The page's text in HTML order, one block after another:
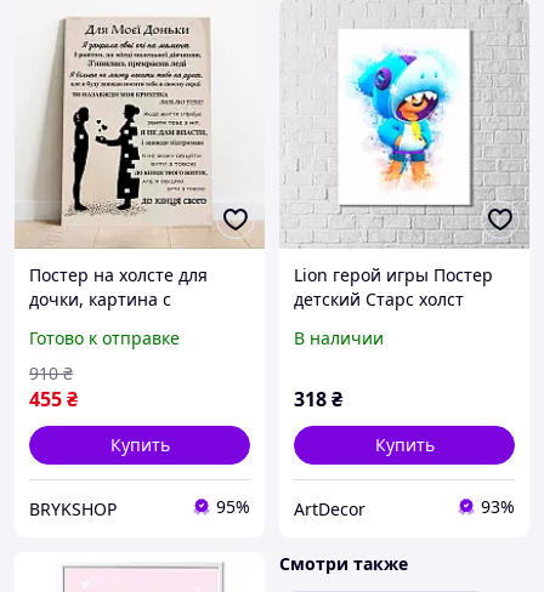
Постер на холсте для
дочки, картина с
детские подарочные
постеры
Готово к отправке
455₴
910 ₴
Купить
BRYKSHOP 95%
Lion герой игры Постер
детский Старс холст
Легендарный боец класса
Картина
В наличии
318₴
Купить
ArtDecor 93%
Смотри также